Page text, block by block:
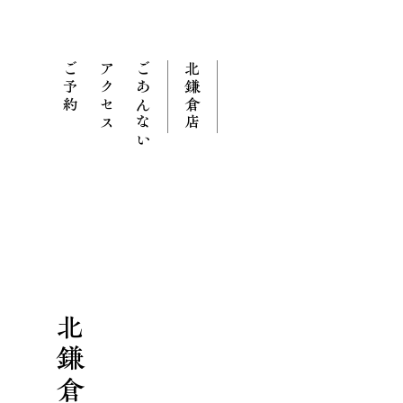
ご予約 アクセス ごあんない 北鎌倉店
北鎌倉店